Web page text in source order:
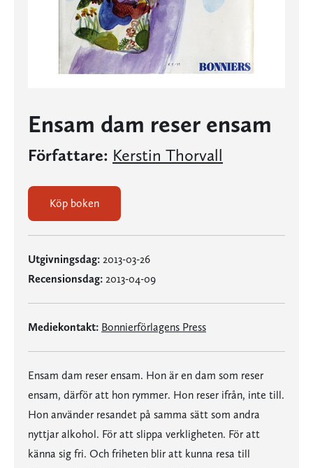
Ensam dam reser ensam
Författare: Kerstin Thorvall
Köp boken
Utgivningsdag: 2013-03-26
Recensionsdag: 2013-04-09
Mediekontakt: Bonnierförlagens Press
Ensam dam reser ensam. Hon är en dam som reser
ensam, därför att hon rymmer. Hon reser ifrån, inte till.
Hon använder resandet på samma sätt som andra
nyttjar alkohol. För att slippa verkligheten. För att
känna sig fri. Och friheten blir att kunna resa till